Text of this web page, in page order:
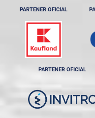
PARTENER OFICIAL
PARTENER OFICIAL